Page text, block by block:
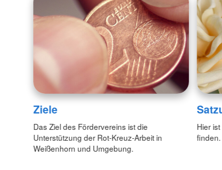
Ziele
Das Ziel des Fördervereins ist die
Unterstützung der Rot-Kreuz-Arbeit in
Weißenhorn und Umgebung.
Hier
finden.